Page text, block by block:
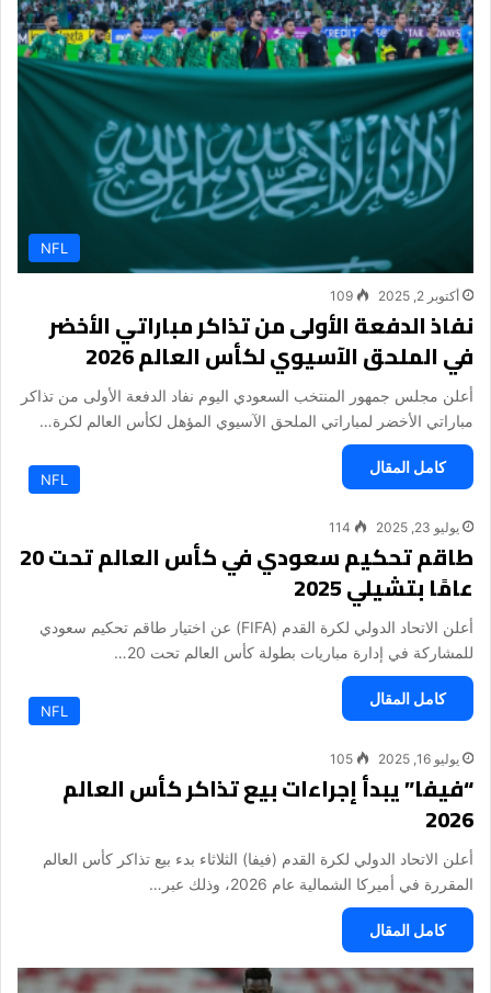
NFL
أكتوبر 2, 2025 109
نفاذ الدفعة الأولى من تذاكر مباراتي الأخضر
في الملحق الآسيوي لكأس العالم 2026
أعلن مجلس جمهور المنتخب السعودي اليوم نفاد الدفعة الأولى من تذاكر
مباراتي الأخضر لمباراتي الملحق الآسيوي المؤهل لكأس العالم لكرة…
كامل المقال
NFL
يوليو 23, 2025 114
طاقم تحكيم سعودي في كأس العالم تحت 20
عامًا بتشيلي 2025
أعلن الاتحاد الدولي لكرة القدم (FIFA) عن اختيار طاقم تحكيم سعودي
للمشاركة في إدارة مباريات بطولة كأس العالم تحت 20…
كامل المقال
NFL
يوليو 16, 2025 105
“فيفا” يبدأ إجراءات بيع تذاكر كأس العالم
2026
‎أعلن الاتحاد الدولي لكرة القدم (فيفا) الثلاثاء بدء بيع تذاكر كأس العالم
المقررة في أميركا الشمالية عام 2026، وذلك عبر…
كامل المقال